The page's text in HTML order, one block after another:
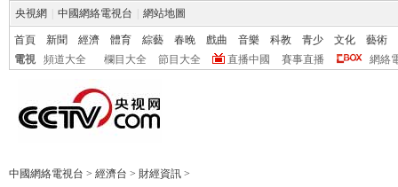
央視網 中國網絡電視台 網站地圖
首頁 新聞 經濟 體育 綜藝 春晚 戲曲 音樂 科教 青少 文化
藝術
電視
頻道大全 欄目大全 節目大全 直播中國 賽事直播 網絡
中國網絡電視台 > 經濟台 > 財經資訊 >